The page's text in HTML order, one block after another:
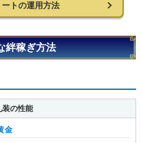
トの運用方法
絆稼ぎ方法
装の性能
金